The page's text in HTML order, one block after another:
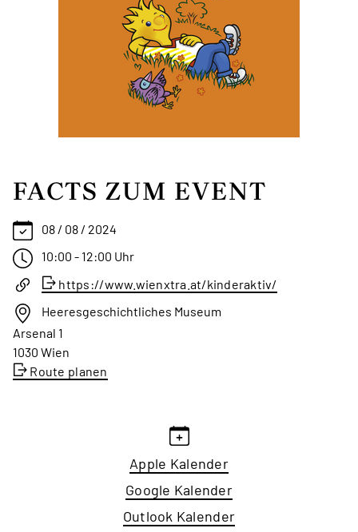
FACTS ZUM EVENT
08 / 08 / 2024
10:00 - 12:00 Uhr
https://www.wienxtra.at/kinderaktiv/
Heeresgeschichtliches Museum
Arsenal 1
1030 Wien
Route planen
Apple Kalender
Google Kalender
Outlook Kalender